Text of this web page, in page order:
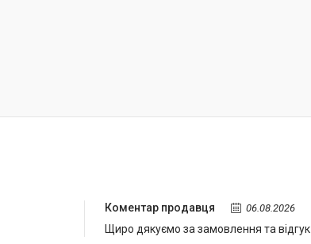
Коментар продавця 06.08.2026
Щиро дякуємо за замовлення та відгук